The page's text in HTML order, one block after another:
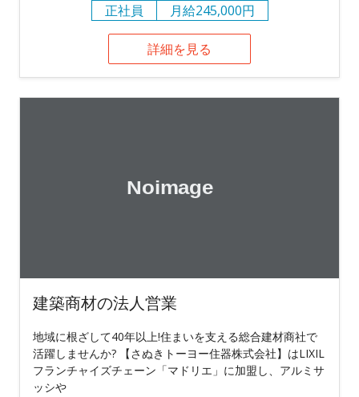
正社員
月給245,000円
詳細を見る
建築商材の法人営業
地域に根ざして40年以上!住まいを支える総合建材商社で
活躍しませんか? 【さぬきトーヨー住器株式会社】はLIXIL
フランチャイズチェーン「マドリエ」に加盟し、アルミサ
ッシや